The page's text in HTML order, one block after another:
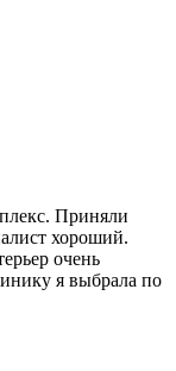
Приняли
хороший.
очень
я выбрала по